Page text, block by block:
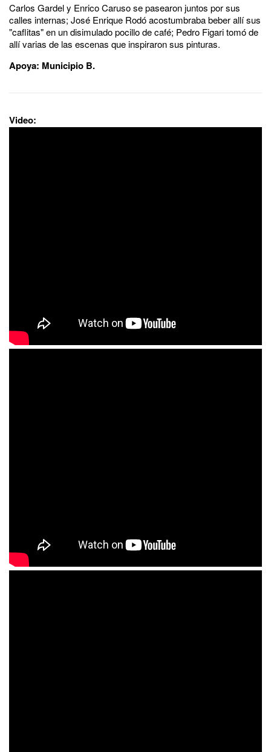
Carlos Gardel y Enrico Caruso se pasearon juntos por sus
calles internas; José Enrique Rodó acostumbraba beber allí sus
"caflitas" en un disimulado pocillo de café; Pedro Figari tomó de
allí varias de las escenas que inspiraron sus pinturas.
Apoya: Municipio B.
Video: